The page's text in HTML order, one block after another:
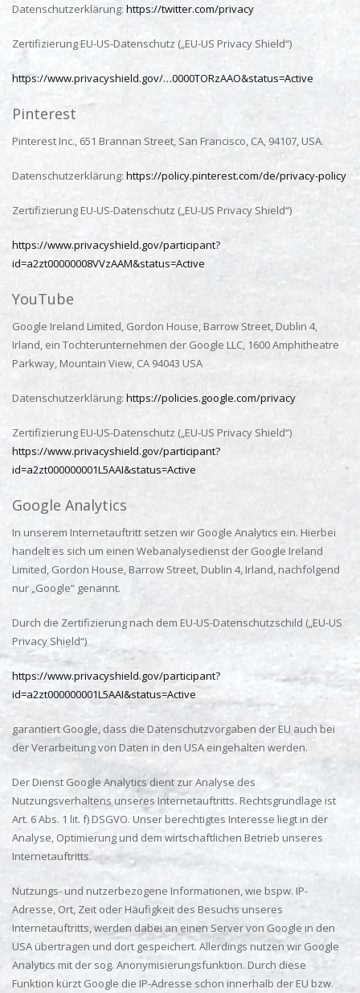
Datenschutzerklärung: https://twitter.com/privacy
Zertifizierung EU-US-Datenschutz („EU-US Privacy Shield“)
https://www.privacyshield.gov/…0000TORzAAO&status=Active
Pinterest
Pinterest Inc., 651 Brannan Street, San Francisco, CA, 94107, USA.
Datenschutzerklärung: https://policy.pinterest.com/de/privacy-policy
Zertifizierung EU-US-Datenschutz („EU-US Privacy Shield“)
https://www.privacyshield.gov/participant?
id=a2zt00000008VVzAAM&status=Active
YouTube
Google Ireland Limited, Gordon House, Barrow Street, Dublin 4,
Irland, ein Tochterunternehmen der Google LLC, 1600 Amphitheatre
Parkway, Mountain View, CA 94043 USA
Datenschutzerklärung: https://policies.google.com/privacy
Zertifizierung EU-US-Datenschutz („EU-US Privacy Shield“)
https://www.privacyshield.gov/participant?
id=a2zt000000001L5AAI&status=Active
Google Analytics
In unserem Internetauftritt setzen wir Google Analytics ein. Hierbei
handelt es sich um einen Webanalysedienst der Google Ireland
Limited, Gordon House, Barrow Street, Dublin 4, Irland, nachfolgend
nur „Google“ genannt.
Durch die Zertifizierung nach dem EU-US-Datenschutzschild („EU-US
Privacy Shield“)
https://www.privacyshield.gov/participant?
id=a2zt000000001L5AAI&status=Active
garantiert Google, dass die Datenschutzvorgaben der EU auch bei
der Verarbeitung von Daten in den USA eingehalten werden.
Der Dienst Google Analytics dient zur Analyse des
Nutzungsverhaltens unseres Internetauftritts. Rechtsgrundlage ist
Art. 6 Abs. 1 lit. f) DSGVO. Unser berechtigtes Interesse liegt in der
Analyse, Optimierung und dem wirtschaftlichen Betrieb unseres
Internetauftritts.
Nutzungs- und nutzerbezogene Informationen, wie bspw. IP-
Adresse, Ort, Zeit oder Häufigkeit des Besuchs unseres
Internetauftritts, werden dabei an einen Server von Google in den
USA übertragen und dort gespeichert. Allerdings nutzen wir Google
Analytics mit der sog. Anonymisierungsfunktion. Durch diese
Funktion kürzt Google die IP-Adresse schon innerhalb der EU bzw.